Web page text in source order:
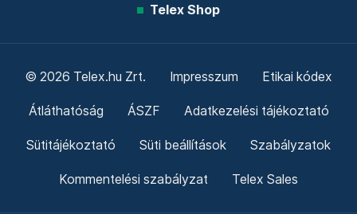
Telex Shop
© 2026 Telex.hu Zrt. Impresszum Etikai kódex
Átláthatóság ÁSZF Adatkezelési tájékoztató
Sütitájékoztató Süti beállítások Szabályzatok
Kommentelési szabályzat Telex Sales